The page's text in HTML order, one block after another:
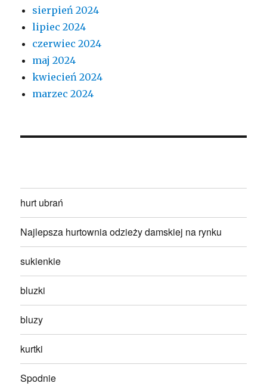
sierpień 2024
lipiec 2024
czerwiec 2024
maj 2024
kwiecień 2024
marzec 2024
hurt ubrań
Najlepsza hurtownia odzieży damskiej na rynku
sukienkie
bluzki
bluzy
kurtki
Spodnie